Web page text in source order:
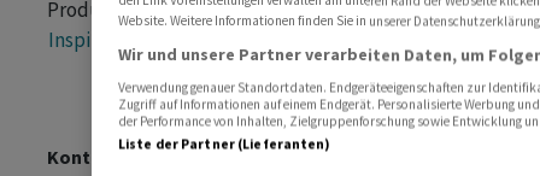
Produkte.
Inspiration
Kontakt
Website. Weitere Informationen finden Sie in unserer
Wir und unsere Partner verarbeiten Daten, um
Verwendung genauer Standortdaten. Endgeräteeigenschaften zur
Zugriff auf Informationen auf einem Endgerät. Personalisierte Werbung
der Performance von Inhalten, Zielgruppenforschung sowie Entwicklung
Liste der Partner (Lieferanten)